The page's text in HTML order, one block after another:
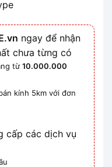
ngay để nhận
chưa từng có
từ10.000.000
kính 5km với đơn
cấp các dịch vụ